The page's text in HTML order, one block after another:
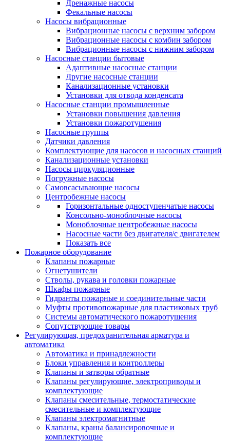
Дренажные насосы
Фекальные насосы
Насосы вибрационные
Вибрационные насосы с верхним забором
Вибрационные насосы с комбин забором
Вибрационные насосы с нижним забором
Насосные станции бытовые
Адаптивные насосные станции
Другие насосные станции
Канализационные установки
Установки для отвода конденсата
Насосные станции промышленные
Установки повышения давления
Установки пожаротушения
Насосные группы
Датчики давления
Комплектующие для насосов и насосных станций
Канализационные установки
Насосы циркуляционные
Погружные насосы
Самовсасывающие насосы
Центробежные насосы
Горизонтальные одноступенчатые насосы
Консольно-моноблочные насосы
Моноблочные центробежные насосы
Насосные части без двигателя/с двигателем
Показать все
Пожарное оборудование
Клапаны пожарные
Огнетушители
Стволы, рукава и головки пожарные
Шкафы пожарные
Гидранты пожарные и соединительные части
Муфты противопожарные для пластиковых труб
Системы автоматического пожаротушения
Сопутствующие товары
Регулирующая, предохранительная арматура и
автоматика
Автоматика и принадлежности
Блоки управления и контроллеры
Клапаны и затворы обратные
Клапаны регулирующие, электроприводы и
комплектующие
Клапаны смесительные, термостатические
смесительные и комплектующие
Клапаны электромагнитные
Клапаны, краны балансировочные и
комплектующие